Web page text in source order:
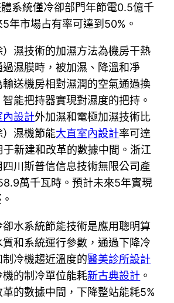
系統僅冷卻部門年節電0.5億千
年市場占有率可達到50%。
濕技術的加濕方法為機房干熱
過濕膜時，被加濕、降溫和凈
送機房相對濕潤的空氣通過換
能把持器實現對濕度的把持。
內設計外加濕和電極加濕技術比
濕機節能大直室內設計率可達
新建和改革的數據中間。浙江
川斯普信信息技術無限公司產
萬千瓦時。預計未來5年實現
水系統節能技術是應用聰明算
和系統運行參數，通過下降冷
冷機趨近溫度的醫美診所設計
的制冷單位能耗新古典設計 。
的數據中間，下降整站能耗5%